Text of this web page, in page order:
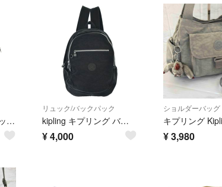
キプリング トートバッグ ショルダーバッグ 2WAY レディース Kipling
リュック/バックパック
kipling キプリング バックパック・リュック 黒 【古着】【中古】【送料無料】
¥4,000
ショルダーバッグ
¥3,980